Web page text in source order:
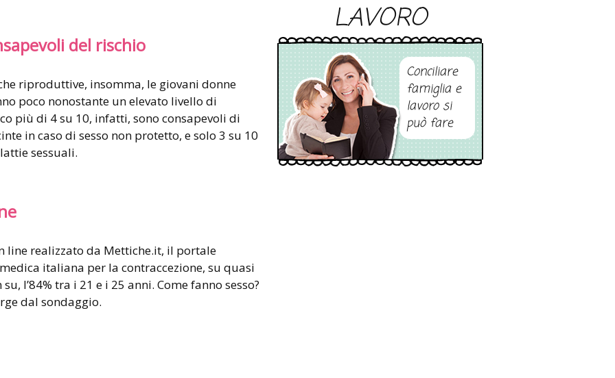
del rischio
riproduttive, insomma, le giovani donne
poco nonostante un elevato livello di
più di 4 su 10, infatti, sono consapevoli di
in caso di sesso non protetto, e solo 3 su 10
sessuali.
line realizzato da Mettiche.it, il portale
italiana per la contraccezione, su quasi
l’84% tra i 21 e i 25 anni. Come fanno sesso?
dal sondaggio.
LAVORO
Conciliare
famiglia e
lavoro si
può fare